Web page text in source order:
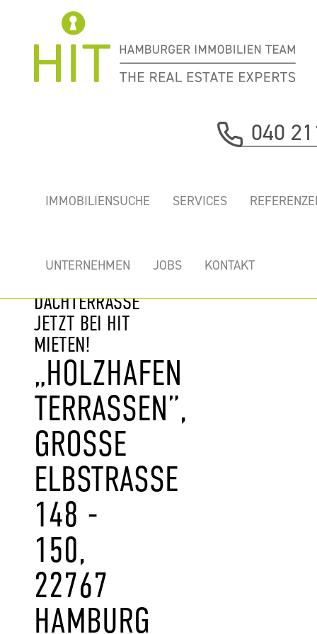
040
IMMOBILIENSUCHE SERVICES
UNTERNEHMEN JOBS KONTAKT
„HOLZHAFEN
BÜRO MIT
DACHTERRASSE
JETZT BEI HIT
MIETEN!
„HOLZHAFEN
TERRASSEN”,
GROSSE E
LBSTRASSE 14
8 - 15
0, 22
767 HA
MBURG AL